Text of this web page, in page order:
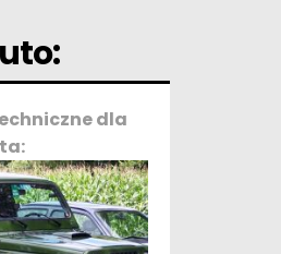
dla